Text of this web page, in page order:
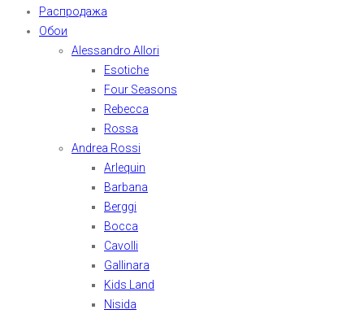
Распродажа
Обои
Alessandro Allori
Esotiche
Four Seasons
Rebecca
Rossa
Andrea Rossi
Arlequin
Barbana
Berggi
Bocca
Cavolli
Gallinara
Kids Land
Nisida